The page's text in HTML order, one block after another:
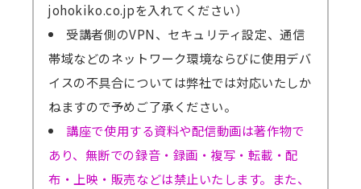
johokiko.co.jpを入れてください）
受講者側のVPN、セキュリティ設定、通信
帯域などのネットワーク環境ならびに使用デバ
イスの不具合については弊社では対応いたしか
ねますので予めご了承ください。
講座で使用する資料や配信動画は著作物で
あり、無断での録音・録画・複写・転載・配
布・上映・販売などは禁止いたします。また、